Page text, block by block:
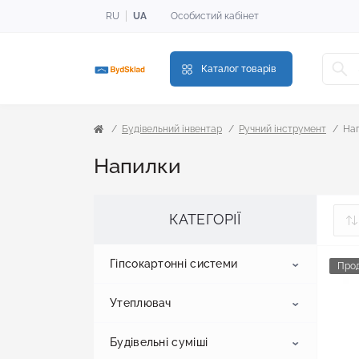
RU UA Особистий кабінет
Каталог товарів
Будівельний інвентар Ручний інструмент
Напилки
КАТЕГОРІЇ
Гіпсокартонні системи
Гіпсокартон
Стельовий гіпсокартон
Профіль для гіпсокартону
Утеплювач
Пінопласт
Будівельні суміші